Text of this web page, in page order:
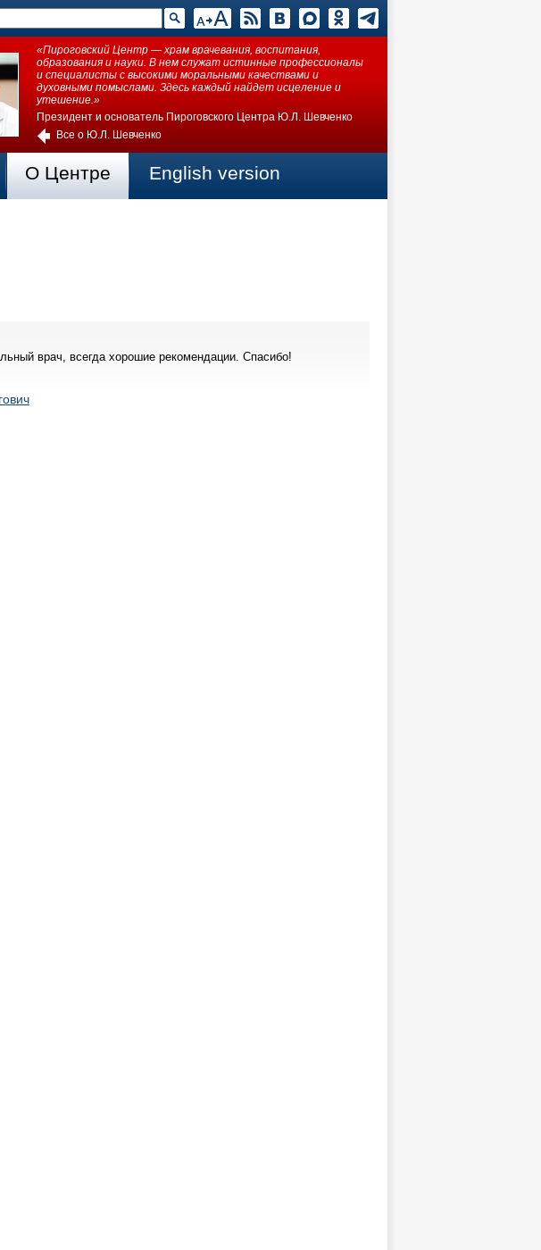
«Пироговский Центр — храм врачевания, воспитания,
образования и науки. В нем служат истинные профессионалы
и специалисты с высокими моральными качествами и
духовными помыслами. Здесь каждый найдет исцеление и
утешение.»
Президент и основатель Пироговского Центра Ю.Л. Шевченко
Все о Ю.Л. Шевченко
О Центре English version
врач, всегда хорошие рекомендации. Спасибо!